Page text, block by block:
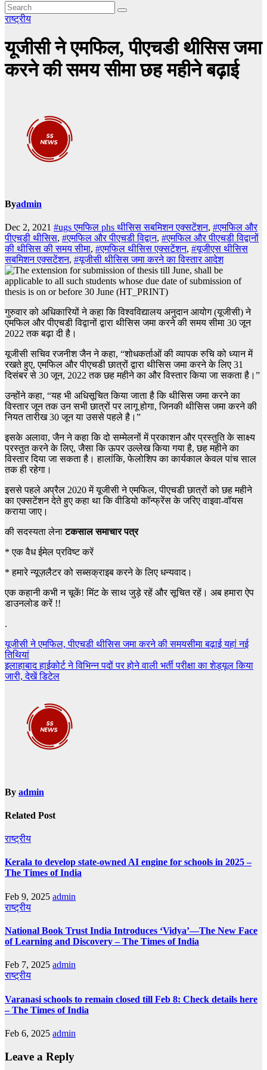
राष्ट्रीय
यूजीसी ने एमफिल, पीएचडी थीसिस जमा
करने की समय सीमा छह महीने बढ़ाई
Byadmin
Dec 2, 2021 #ugs एमफिल phs थीसिस सबमिशन एक्सटेंशन, #एमफिल और
पीएचडी थीसिस, #एमफिल और पीएचडी विद्वान, #एमफिल और पीएचडी विद्वानों
की थीसिस की समय सीमा, #एमफिल थीसिस एक्सटेंशन, #यूजीएस थीसिस
सबमिशन एक्सटेंशन, #यूजीसी थीसिस जमा करने का विस्तार आदेश
गुरुवार को अधिकारियों ने कहा कि विश्वविद्यालय अनुदान आयोग (यूजीसी) ने
एमफिल और पीएचडी विद्वानों द्वारा थीसिस जमा करने की समय सीमा 30 जून
2022 तक बढ़ा दी है।
यूजीसी सचिव रजनीश जैन ने कहा, “शोधकर्ताओं की व्यापक रुचि को ध्यान में
रखते हुए, एमफिल और पीएचडी छात्रों द्वारा थीसिस जमा करने के लिए 31
दिसंबर से 30 जून, 2022 तक छह महीने का और विस्तार किया जा सकता है।”
उन्होंने कहा, “यह भी अधिसूचित किया जाता है कि थीसिस जमा करने का
विस्तार जून तक उन सभी छात्रों पर लागू होगा, जिनकी थीसिस जमा करने की
नियत तारीख 30 जून या उससे पहले है।”
इसके अलावा, जैन ने कहा कि दो सम्मेलनों में प्रकाशन और प्रस्तुति के साक्ष्य
प्रस्तुत करने के लिए, जैसा कि ऊपर उल्लेख किया गया है, छह महीने का
विस्तार दिया जा सकता है। हालांकि, फेलोशिप का कार्यकाल केवल पांच साल
तक ही रहेगा।
इससे पहले अप्रैल 2020 में यूजीसी ने एमफिल, पीएचडी छात्रों को छह महीने
का एक्सटेंशन देते हुए कहा था कि वीडियो कॉन्फ्रेंस के जरिए वाइवा-वॉयस
कराया जाए।
की सदस्यता लेनाटकसाल समाचार पत्र
* एक वैध ईमेल प्रविष्ट करें
* हमारे न्यूज़लैटर को सब्सक्राइब करने के लिए धन्यवाद।
एक कहानी कभी न चूकें! मिंट के साथ जुड़े रहें और सूचित रहें। अब हमारा ऐप
डाउनलोड करें !!
.
Post
navigation
यूजीसी ने एमफिल, पीएचडी थीसिस जमा करने की समयसीमा बढ़ाई यहां नई
तिथियां
इलाहाबाद हाईकोर्ट ने विभिन्न पदों पर होने वाली भर्ती परीक्षा का शेड्यूल किया
जारी, देखें डिटेल
By admin
Related Post
राष्ट्रीय
Kerala to develop state-owned AI engine for schools in 2025 –
The Times of India
Feb 9, 2025 admin
राष्ट्रीय
National Book Trust India Introduces ‘Vidya’—The New Face
of Learning and Discovery – The Times of India
Feb 7, 2025 admin
राष्ट्रीय
Varanasi schools to remain closed till Feb 8: Check details here
– The Times of India
Feb 6, 2025 admin
Leave a Reply